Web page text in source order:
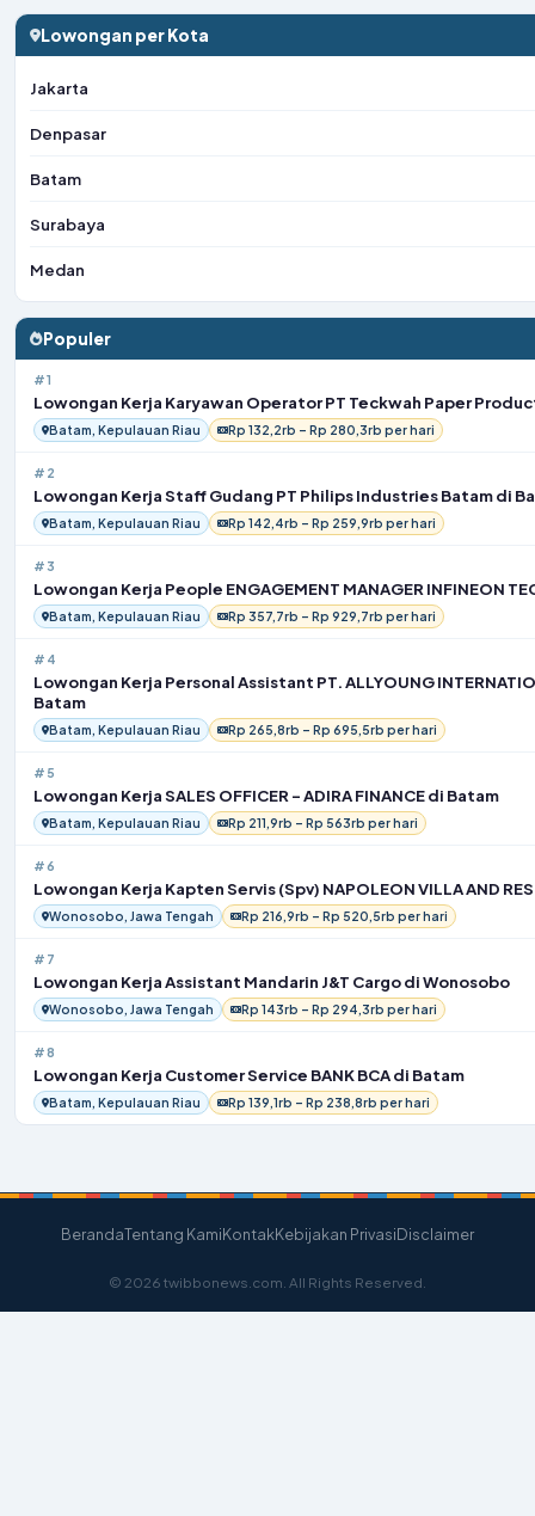
Lowongan per Kota
Jakarta
Denpasar
Batam
Surabaya
Medan
Populer
#1
Lowongan Kerja Karyawan Operator PT Teckwah Paper
Batam, Kepulauan Riau Rp 132,2rb – Rp 280,3rb per hari
#2
Lowongan Kerja Staff Gudang PT Philips Industries Batam di
Batam, Kepulauan Riau Rp 142,4rb – Rp 259,9rb per hari
#3
Lowongan Kerja People ENGAGEMENT MANAGER INFINEON
Batam, Kepulauan Riau Rp 357,7rb – Rp 929,7rb per hari
#4
Lowongan Kerja Personal Assistant PT. ALLYOUNG
Batam
Batam, Kepulauan Riau Rp 265,8rb – Rp 695,5rb per hari
#5
Lowongan Kerja SALES OFFICER – ADIRA FINANCE di Batam
Batam, Kepulauan Riau Rp 211,9rb – Rp 563rb per hari
#6
Lowongan Kerja Kapten Servis (Spv) NAPOLEON VILLA AND
Wonosobo, Jawa Tengah Rp 216,9rb – Rp 520,5rb per hari
#7
Lowongan Kerja Assistant Mandarin J&T Cargo di Wonosobo
Wonosobo, Jawa Tengah Rp 143rb – Rp 294,3rb per hari
#8
Lowongan Kerja Customer Service BANK BCA di Batam
Batam, Kepulauan Riau Rp 139,1rb – Rp 238,8rb per hari
BerandaTentang KamiKontakKebijakan PrivasiDisclaimer
© 2026 twibbonews.com. All Rights Reserved.